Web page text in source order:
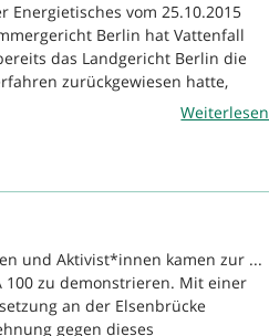
vom 25.10.2015
Berlin hat Vattenfall
das Landgericht Berlin die
zurückgewiesen hatte,
Weiterlesen
und Aktivist*innen kamen zur ...
100 zu demonstrieren. Mit einer
an der Elsenbrücke
gegen dieses